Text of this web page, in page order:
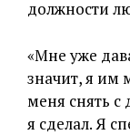
должности
«Мне уже
значит, я им
меня снять с
я сделал. Я